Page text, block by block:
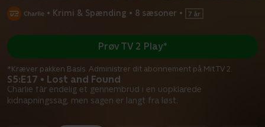
• Krimi & Spænding • 8 sæsoner •
S5:E17 • Lost and Found
Charlie får endelig et gennembrud i en uopklarede
kidnapningssag, men sagen er langt fra løst.
Prøv TV 2 Play*
*Kræver pakken Basis. Administrer dit abonnement på Mit TV 2.